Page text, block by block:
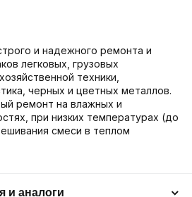
и надежного ремонта и
легковых, грузовых
техники,
черных и цветных металлов.
ремонт на влажных и
при низких температурах (до
смеси в теплом
и аналоги